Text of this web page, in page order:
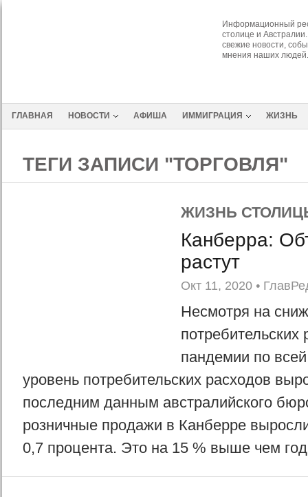
Информационный
столице и
свежие новости,
мнения наших людей.
ГЛАВНАЯ НОВОСТИ АФИША ИММИГРАЦИЯ ЖИЗНЬ
ТЕГИ ЗАПИСИ "ТОРГОВЛЯ"
ЖИЗНЬ
Канберра:
растут
Окт 11, 2020 •
Несмотря на
потребительских
пандемии по
уровень потребительских расходов
последним данным австралийского
розничные продажи в Канберре
0,7 процента. Это на 15 % выше чем